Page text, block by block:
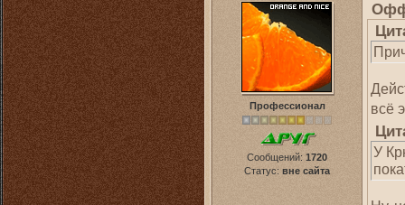
Профессионал
Сообщений: 1720
Статус: вне сайта
всё
У